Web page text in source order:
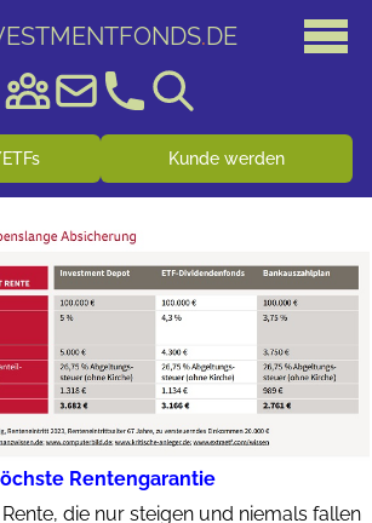
.DE
Kunde werden
Rentengarantie
die nur steigen und niemals fallen